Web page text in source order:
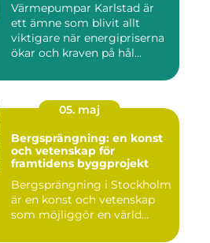
Värmepumpar Karlstad är
ett ämne som blivit allt
viktigare när energipriserna
ökar och kraven på hål...
05. maj
Bergsprängning: en konst
och vetenskap för
framtidens byggprojekt
Bergsprängning i Stockholm
är en konst och vetenskap
som möjliggör en värld...